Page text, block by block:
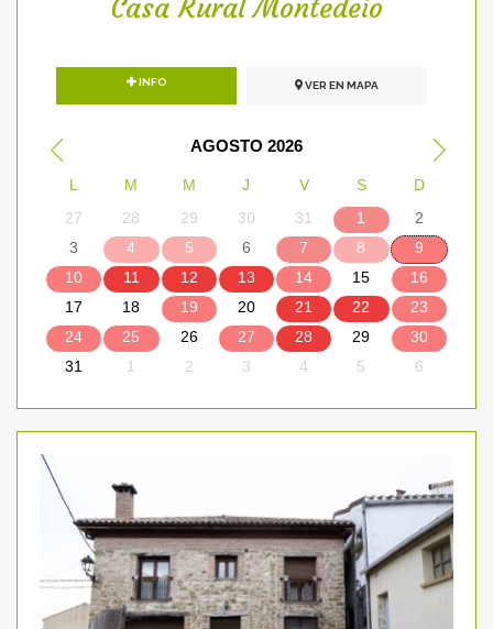
Casa Rural Montedeio
INFO VER EN MAPA